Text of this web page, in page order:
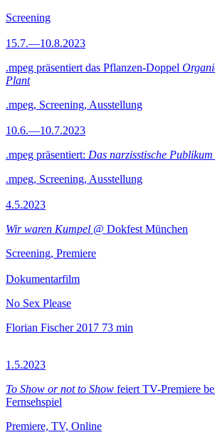
Screening
15.7.—10.8.2023
.mpeg präsentiert das Pflanzen-Doppel
Plant
.mpeg, Screening, Ausstellung
10.6.—10.7.2023
.mpeg präsentiert: Das narzisstische Publikum
.mpeg, Screening, Ausstellung
4.5.2023
Wir waren Kumpel @ Dokfest München
Screening, Premiere
Dokumentarfilm
No Sex Please
Florian Fischer 2017 73 min
1.5.2023
To Show or not to Show feiert TV-Premiere
Fernsehspiel
Premiere, TV, Online